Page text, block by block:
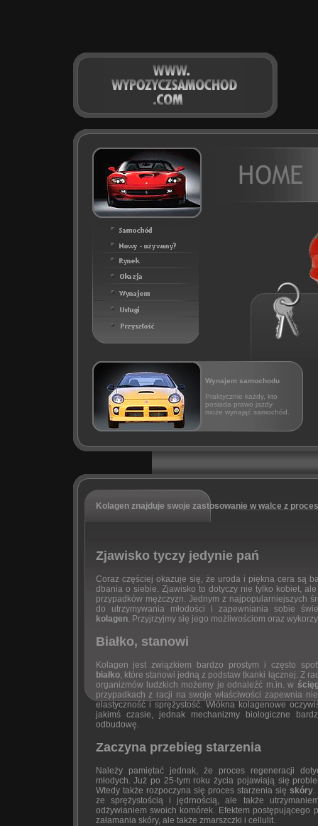
Wynajem samochodu
Praktycznie każdy, kto
posiada prawo jazdy
może wynająć samochód.
Kolagen znajduje swoje zastosowanie w walce z
Zjawisko tyczy jedynie pań
Coraz częściej okazuje się, że uroda i piękna cera są
dbania o siebie. Zjawisko to dotyczy nie tylko kobiet,
przypadków mężczyzn. Jednym z najpopularniejszych
do utrzymywania młodości i zapewniania sobie
kolagen. Przyjrzyjmy się jego możliwościom oraz
Białko, stanowi
Kolagen jest związkiem bardzo prostym i często
białko, które stanowi jedną z podstaw tkanki łącznej. Z
organizmów ludzkich możemy je odnaleźć m.in. w
przypadkach z racji na swoje właściwości zapewnia
elastyczność i sprężystość. Włókna kolagenowe
jakimś czasie, jednak mechanizmy biologiczne
odbudowę.
Zaczyna przebieg starzenia
Należy pamiętać jednak, że proces regeneracji
młodych. Już po 25-tym roku życia pojawiają się
Wtedy także rozpoczyna się proces starzenia sięskóry
ze sprężystością i jędrnością, ale także
odżywianiem swoich komórek. Efektem postępującego
załamania skóry, ale także zmarszczki i cellulit.